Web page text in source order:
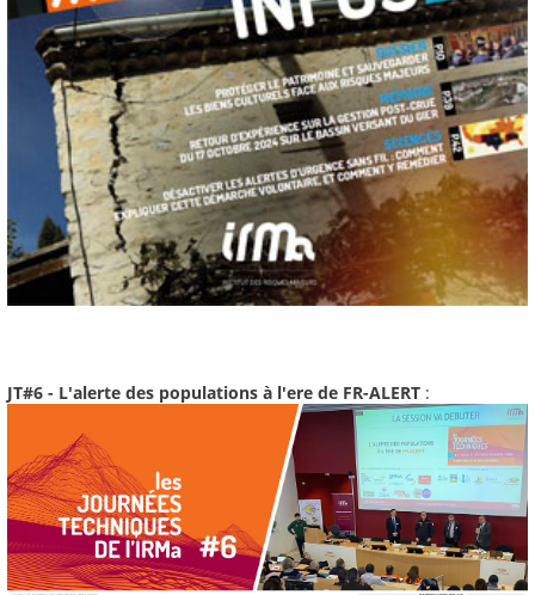
JT#6 - L'alerte des populations à l'ere de FR-ALERT :